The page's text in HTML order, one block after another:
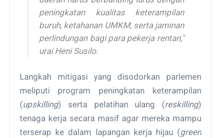
peningkatan kualitas keterampilan
buruh, ketahanan UMKM, serta jaminan
perlindungan bagi para pekerja rentan,"
urai Heni Susilo.
Langkah mitigasi yang disodorkan parlemen
meliputi program peningkatan keterampilan
(upskilling) serta pelatihan ulang (reskilling)
tenaga kerja secara masif agar mereka mampu
terserap ke dalam lapangan kerja hijau (green